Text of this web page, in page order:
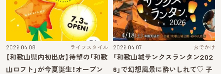
2026.04.08 ライフスタイル
【和歌山県内初出店】待望の「和歌
山ロフト」が今夏誕生！オープン
2026.04.07 おでかけ
「和歌山城サンクスランタン202
6」で幻想風景に酔いしれて♡ 子